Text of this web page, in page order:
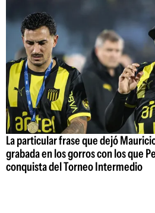
La particular frase que dejó
grabada en los gorros con los que
conquista del Torneo Intermedio